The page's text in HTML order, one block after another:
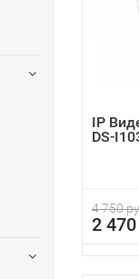
IP
DS-
4 750
2